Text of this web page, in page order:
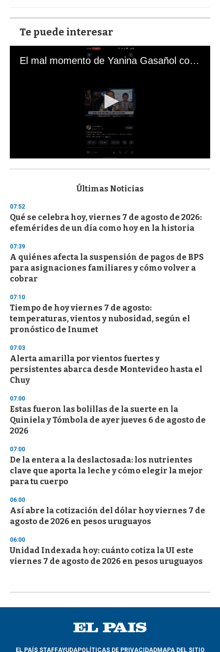
Te puede interesar
El mal momento de Yanina Gasañol con un hincha argentino en "Subrayado"
s
d
s
o
f
3
s
c
o
d
s
Últimas Noticias
07:52
Qué se celebra hoy, viernes 7 de agosto de 2026:
efemérides de un día como hoy en la historia
07:39
A quiénes afecta la suspensión de pagos de BPS
para asignaciones familiares y cómo volver a
cobrar
07:10
Tiempo de hoy viernes 7 de agosto:
temperaturas, vientos y nubosidad, según el
pronóstico de Inumet
07:03
Alerta amarilla por vientos fuertes y
persistentes abarca desde Montevideo hasta el
Chuy
07:00
Estas fueron las bolillas de la suerte en la
Quiniela y Tómbola de ayer jueves 6 de agosto de
2026
07:00
De la entera a la deslactosada: los nutrientes
clave que aporta la leche y cómo elegir la mejor
para tu cuerpo
06:00
Así abre la cotización del dólar hoy viernes 7 de
agosto de 2026 en pesos uruguayos
06:00
Unidad Indexada hoy: cuánto cotiza la UI este
viernes 7 de agosto de 2026 en pesos uruguayos
EL PAÍS STAFFAYUDAPOLÍTICAS DE PRIVACIDADMAPA DEL SITIO